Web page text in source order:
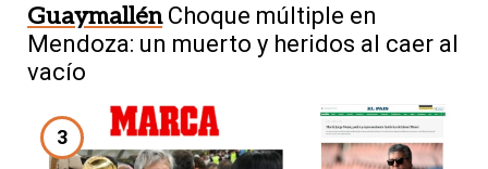
Guaymallén Choque múltiple en
Mendoza: un muerto y heridos al caer al
vacío
3